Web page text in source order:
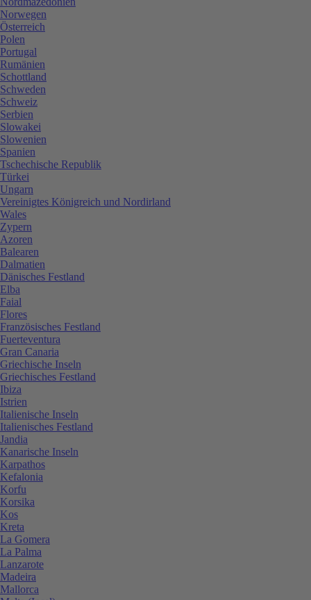
Norwegen
Österreich
Polen
Portugal
Rumänien
Schottland
Schweden
Schweiz
Serbien
Slowakei
Slowenien
Spanien
Tschechische Republik
Türkei
Ungarn
Vereinigtes Königreich und Nordirland
Wales
Zypern
Azoren
Balearen
Dalmatien
Dänisches Festland
Elba
Faial
Flores
Französisches Festland
Fuerteventura
Gran Canaria
Griechische Inseln
Griechisches Festland
Ibiza
Istrien
Italienische Inseln
Italienisches Festland
Jandia
Kanarische Inseln
Karpathos
Kefalonia
Korfu
Korsika
Kos
Kreta
La Gomera
La Palma
Lanzarote
Madeira
Mallorca